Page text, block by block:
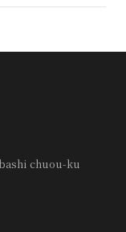
chuou-ku